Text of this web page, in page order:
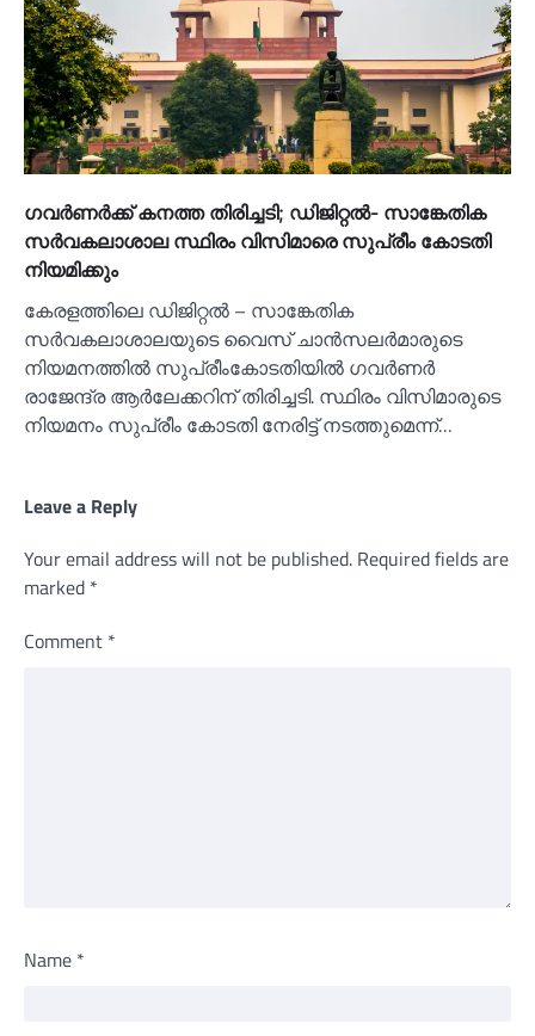
ഗവര്‍ണര്‍ക്ക് കനത്ത തിരിച്ചടി; ഡിജിറ്റല്‍- സാങ്കേതിക
സര്‍വകലാശാല സ്ഥിരം വിസിമാരെ സുപ്രീം കോടതി
നിയമിക്കും
കേരളത്തിലെ ഡിജിറ്റല്‍ – സാങ്കേതിക
സര്‍വകലാശാലയുടെ വൈസ് ചാന്‍സലര്‍മാരുടെ
നിയമനത്തില്‍ സുപ്രീംകോടതിയില്‍ ഗവര്‍ണര്‍
രാജേന്ദ്ര ആര്‍ലേക്കറിന് തിരിച്ചടി. സ്ഥിരം വിസിമാരുടെ
നിയമനം സുപ്രീം കോടതി നേരിട്ട് നടത്തുമെന്ന്…
Leave a Reply
Your email address will not be published. Required fields are
marked *
Comment *
Name *